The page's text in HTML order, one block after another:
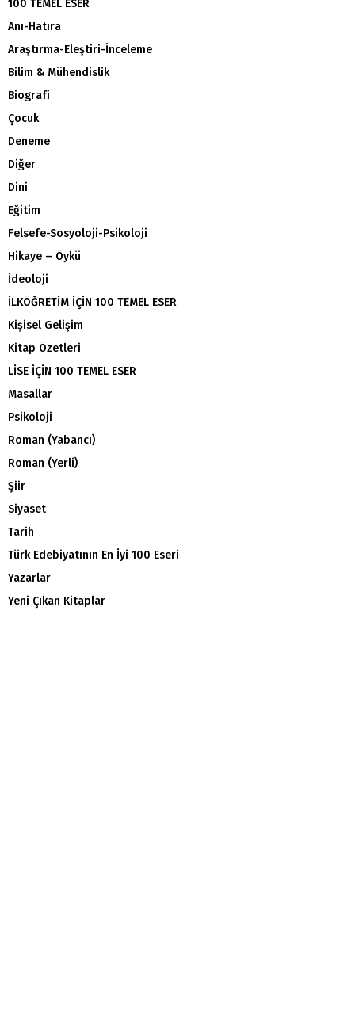
100 TEMEL ESER
Anı-Hatıra
Araştırma-Eleştiri-İnceleme
Bilim & Mühendislik
Biografi
Çocuk
Deneme
Diğer
Dini
Eğitim
Felsefe-Sosyoloji-Psikoloji
Hikaye – Öykü
İdeoloji
İLKÖĞRETİM İÇİN 100 TEMEL ESER
Kişisel Gelişim
Kitap Özetleri
LİSE İÇİN 100 TEMEL ESER
Masallar
Psikoloji
Roman (Yabancı)
Roman (Yerli)
Şiir
Siyaset
Tarih
Türk Edebiyatının En İyi 100 Eseri
Yazarlar
Yeni Çıkan Kitaplar